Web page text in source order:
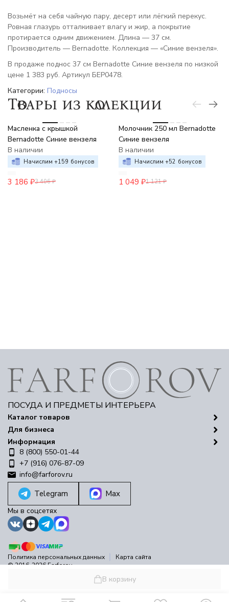
В корзину
Возьмёт на себя чайную пару, десерт или лёгкий перекус.
Ровная глазурь отталкивает влагу и жир, а покрытие
протирается одним движением. Длина — 37 см.
Производитель — Bernadotte. Коллекция — «Синие вензеля».
В продаже поднос 37 см Bernadotte Синие вензеля по низкой
цене 1 383 руб. Артикул БЕР0478.
Категории: Подносы
Товары из коллекции
Масленка с крышкой
Bernadotte Синие вензеля
В наличии
Начислим +159 бонусов
3 186 ₽3 406 ₽
Молочник 250 мл Bernadotte
Синие вензеля
В наличии
Начислим +52 бонусов
1 049 ₽1 121 ₽
ПОСУДА И ПРЕДМЕТЫ ИНТЕРЬЕРА
Каталог товаров
Для бизнеса
Информация
8 (800) 550-01-44
+7 (916) 076-87-09
info@farforov.ru
Telegram Max
Мы в соцсетях
Политика персональных данных
Карта сайта
© 2016-2026 Farforov